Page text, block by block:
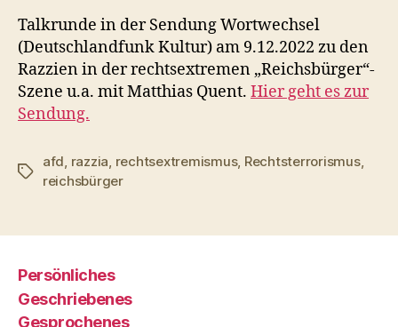
Talkrunde in der Sendung Wortwechsel
(Deutschlandfunk Kultur) am 9.12.2022 zu den
Razzien in der rechtsextremen „Reichsbürger“-
Szene u.a. mit Matthias Quent. Hier geht es zur
Sendung.
Schlagwörter
afd razzia rechtsextremismus, Rechtsterrorismus,
reichsbürger
Persönliches
Geschriebenes
Gesprochenes